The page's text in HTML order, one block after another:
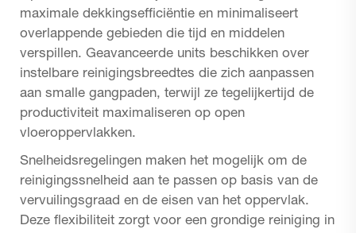
maximale dekkingsefficiëntie en minimaliseert
overlappende gebieden die tijd en middelen
verspillen. Geavanceerde units beschikken over
instelbare reinigingsbreedtes die zich aanpassen
aan smalle gangpaden, terwijl ze tegelijkertijd de
productiviteit maximaliseren op open
vloeroppervlakken.
Snelheidsregelingen maken het mogelijk om de
reinigingssnelheid aan te passen op basis van de
vervuilingsgraad en de eisen van het oppervlak.
Deze flexibiliteit zorgt voor een grondige reiniging in